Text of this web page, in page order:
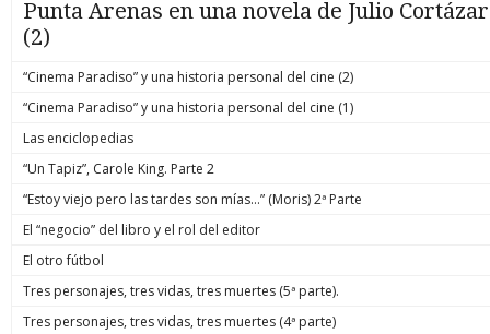
Punta Arenas en una novela de Julio Cortázar
(2)
“Cinema Paradiso” y una historia personal del cine (2)
“Cinema Paradiso” y una historia personal del cine (1)
Las enciclopedias
“Un Tapiz”, Carole King. Parte 2
“Estoy viejo pero las tardes son mías…” (Moris) 2ª Parte
El “negocio” del libro y el rol del editor
El otro fútbol
Tres personajes, tres vidas, tres muertes (5ª parte).
Tres personajes, tres vidas, tres muertes (4ª parte)